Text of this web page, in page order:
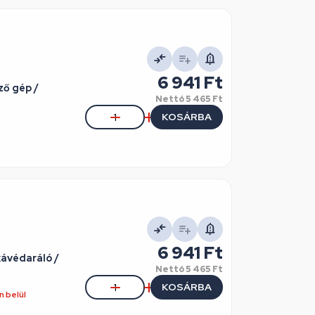
gép / 6 941 Ft
Nettó5 465 Ft
KOSÁRBA
/
belül
6 941 Ft
Nettó5 465 Ft
KOSÁRBA